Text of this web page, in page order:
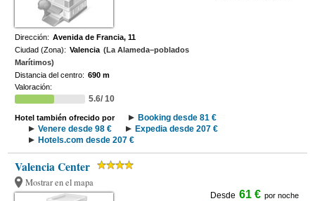
Dirección: Avenida de Francia, 11
Ciudad (Zona): Valencia (La Alameda–poblados
Marítimos)
Distancia del centro: 690 m
Valoración:
5.6/ 10
Hotel también ofrecido por
Booking desde 81 €
Venere desde 98 €
Expedia desde 207 €
Hotels.com desde 207 €
Valencia Center
Mostrar en el mapa
Desde 61 € por noche